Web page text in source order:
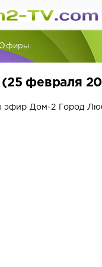
Эфиры
февраля
эфир Дом-2 Город